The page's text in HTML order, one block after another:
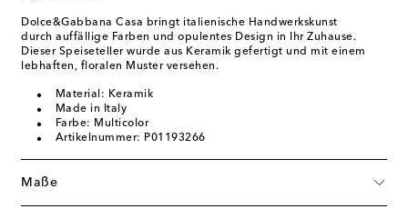
Dolce&Gabbana Casa bringt italienische Handwerkskunst
durch auffällige Farben und opulentes Design in Ihr Zuhause.
Dieser Speiseteller wurde aus Keramik gefertigt und mit einem
lebhaften, floralen Muster versehen.
Material: Keramik
Made in Italy
Farbe: Multicolor
Artikelnummer: P01193266
Maße